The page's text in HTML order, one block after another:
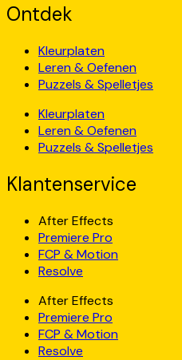
Ontdek
Kleurplaten
Leren & Oefenen
Puzzels & Spelletjes
Kleurplaten
Leren & Oefenen
Puzzels & Spelletjes
Klantenservice
After Effects
Premiere Pro
FCP & Motion
Resolve
After Effects
Premiere Pro
FCP & Motion
Resolve